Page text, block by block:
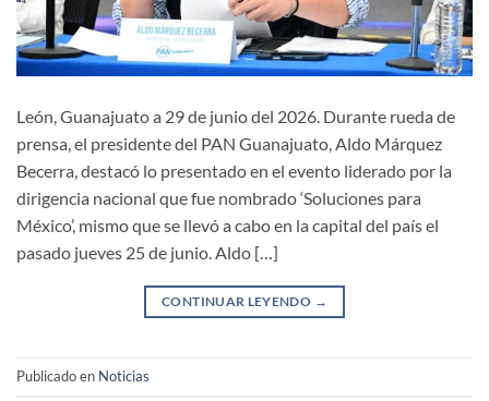
León, Guanajuato a 29 de junio del 2026. Durante rueda de
prensa, el presidente del PAN Guanajuato, Aldo Márquez
Becerra, destacó lo presentado en el evento liderado por la
dirigencia nacional que fue nombrado ‘Soluciones para
México’, mismo que se llevó a cabo en la capital del país el
pasado jueves 25 de junio. Aldo […]
CONTINUAR LEYENDO →
Publicado en Noticias